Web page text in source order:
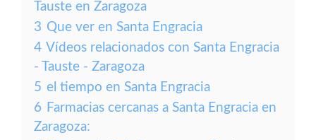
Tauste en Zaragoza
3 Que ver en Santa Engracia
4 Vídeos relacionados con Santa Engracia
- Tauste - Zaragoza
5 el tiempo en Santa Engracia
6 Farmacias cercanas a Santa Engracia en
Zaragoza: